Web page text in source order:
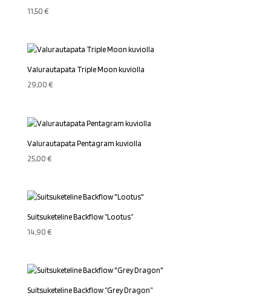
11,50€
Valurautapata Triple Moon kuviolla
29,00€
Valurautapata Pentagram kuviolla
25,00€
Suitsuketeline Backflow ”Lootus”
14,90€
Suitsuketeline Backflow ”Grey Dragon”